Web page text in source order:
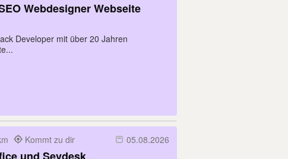
Webdesigner Webseite
Developer mit über 20 Jahren
Kommt zu dir 05.08.2026